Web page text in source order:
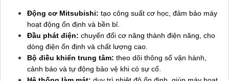
Động cơ Mitsubishi: tạo công suất cơ học, đảm bảo máy
hoạt động ổn định và bền bỉ.
Đầu phát điện: chuyển đổi cơ năng thành điện năng, cho
dòng điện ổn định và chất lượng cao.
Bộ điều khiển trung tâm: theo dõi thông số vận hành,
cảnh báo và tự động bảo vệ khi có sự cố.